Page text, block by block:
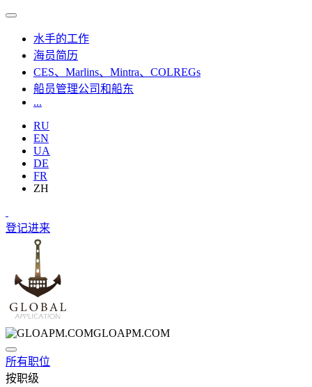
水手的工作
海员简历
CES、Marlins、Mintra、COLREGs
船员管理公司和船东
...
RU
EN
UA
DE
FR
ZH
登记进来
GLOAPM.COM
所有职位
按职级